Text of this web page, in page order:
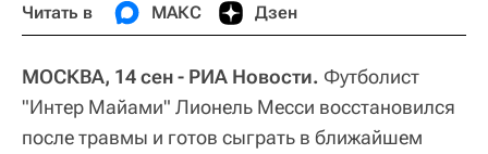
Читать в МАКС Дзен
МОСКВА, 14 сен - РИА Новости. Футболист
"Интер Майами" Лионель Месси восстановился
после травмы и готов сыграть в ближайшем